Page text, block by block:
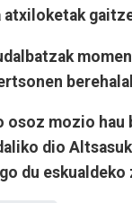
atxiloketak
osoz mozio hau
dio
du